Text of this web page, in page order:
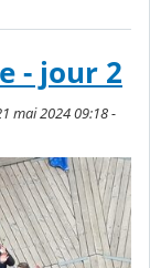
- jour 2
mai 2024 09:18 -